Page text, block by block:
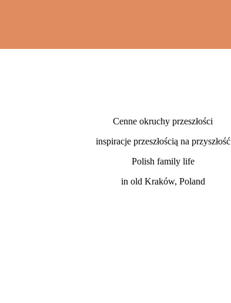
Cenne okruchy przeszłości
inspiracje przeszłością na przyszłość
Polish family life
in old Kraków, Poland